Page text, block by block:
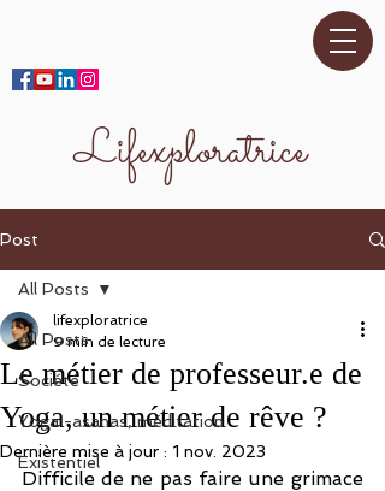
Lifexploratrice
Post
All Posts
Société
Yoga -asanas, méditation
Existentiel
All Posts
Le métier de professeur.e de
Yoga, un métier de rêve ?
lifexploratrice
9 min de lecture
Dernière mise à jour : 1 nov. 2023
Difficile de ne pas faire une grimace